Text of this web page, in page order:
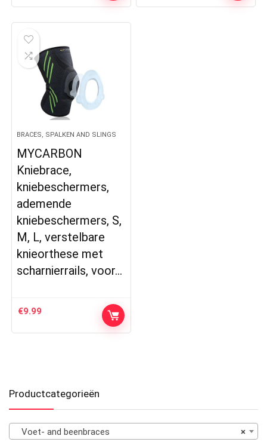
BRACES, SPALKEN AND SLINGS
MYCARBON
Kniebrace,
kniebeschermers,
ademende
kniebeschermers, S,
M, L, verstelbare
knieorthese met
scharnierrails, voor…
€9.99
Productcategorieën
×
Voet- and beenbraces